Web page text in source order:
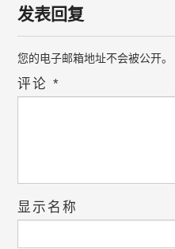
发表回复
您的电子邮箱地址不会被公开。
评论*
显示名称